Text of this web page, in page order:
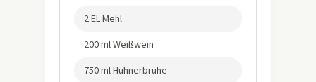
2 EL Mehl
200 ml Weißwein
750 ml Hühnerbrühe